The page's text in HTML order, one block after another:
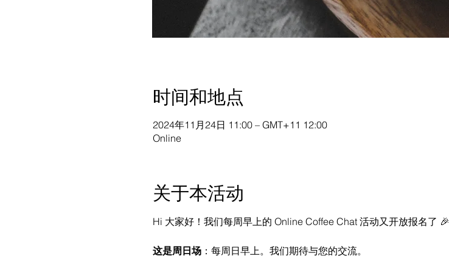
时间和地点
2024年11月24日 11:00 – GMT+11 12:00
Online
关于本活动
Hi 大家好！我们每周早上的 Online Coffee Chat 活动又开放报名了 🎉
这是周日场：每周日早上。我们期待与您的交流。